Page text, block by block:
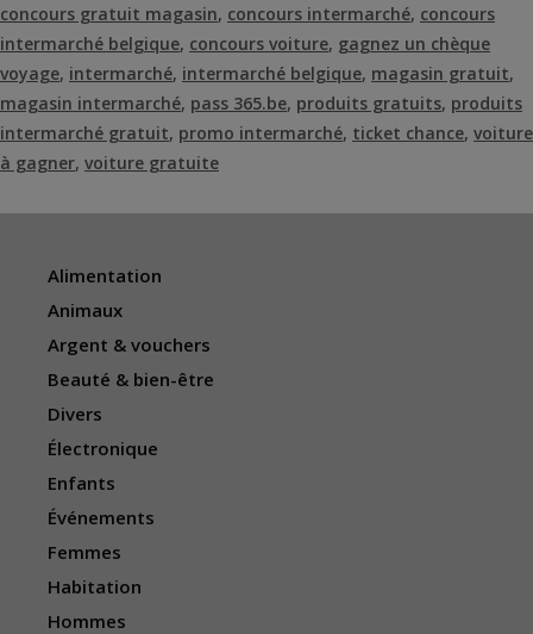
concours gratuit magasin, concours intermarché, concours
intermarché belgique, concours voiture, gagnez un chèque
voyage, intermarché, intermarché belgique, magasin gratuit,
magasin intermarché, pass 365.be, produits gratuits, produits
intermarché gratuit, promo intermarché, ticket chance, voiture
à gagner, voiture gratuite
Alimentation
Animaux
Argent & vouchers
Beauté & bien-être
Divers
Électronique
Enfants
Événements
Femmes
Habitation
Hommes